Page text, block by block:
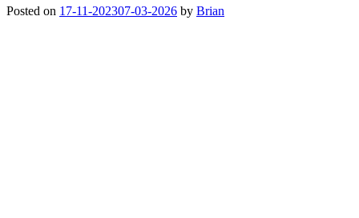
Posted on 17-11-202307-03-2026 by Brian